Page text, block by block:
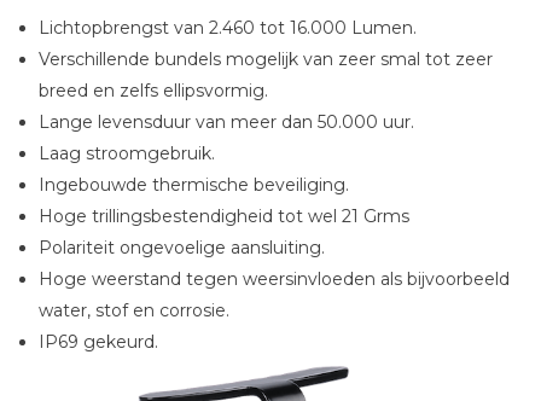
Lichtopbrengst van 2.460 tot 16.000 Lumen.
Verschillende bundels mogelijk van zeer smal tot zeer
breed en zelfs ellipsvormig.
Lange levensduur van meer dan 50.000 uur.
Laag stroomgebruik.
Ingebouwde thermische beveiliging.
Hoge trillingsbestendigheid tot wel 21 Grms
Polariteit ongevoelige aansluiting.
Hoge weerstand tegen weersinvloeden als bijvoorbeeld
water, stof en corrosie.
IP69 gekeurd.